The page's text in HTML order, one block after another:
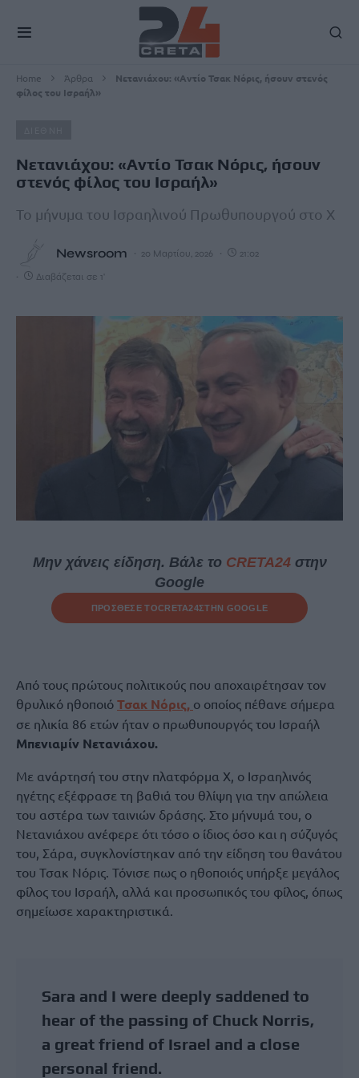
Home Άρθρα
Νετανιάχου: «Αντίο Τσακ Νόρις, ήσουν στενός
φίλος του Ισραήλ»
Νετανιάχου: «Αντίο Τσακ Νόρις, ήσουν
στενός φίλος του Ισραήλ»
Το μήνυμα του Ισραηλινού Πρωθυπουργού στο Χ
Newsroom 20 Μαρτίου, 2026 21:02
Διαβάζεται σε 1'
Μην χάνεις είδηση. Βάλε το CRETA24στην
Google
ΠΡΟΣΘΕΣΕ ΤΟCRETA24ΣΤΗΝ GOOGLE
Από τους πρώτους πολιτικούς που αποχαιρέτησαν τον
θρυλικό ηθοποιό Τσακ Νόρις, ο οποίος πέθανε σήμερα
σε ηλικία 86 ετών ήταν ο πρωθυπουργός του Ισραήλ
Μπενιαμίν Νετανιάχου.
Με ανάρτησή του στην πλατφόρμα X, ο Ισραηλινός
ηγέτης εξέφρασε τη βαθιά του θλίψη για την απώλεια
του αστέρα των ταινιών δράσης. Στο μήνυμά του, ο
Νετανιάχου ανέφερε ότι τόσο ο ίδιος όσο και η σύζυγός
του, Σάρα, συγκλονίστηκαν από την είδηση του θανάτου
του Τσακ Νόρις. Τόνισε πως ο ηθοποιός υπήρξε μεγάλος
φίλος του Ισραήλ, αλλά και προσωπικός του φίλος, όπως
σημείωσε χαρακτηριστικά.
Sara and I were deeply saddened to
hear of the passing of Chuck Norris,
a great friend of Israel and a close
personal friend.